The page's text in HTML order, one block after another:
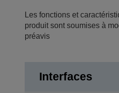
Les fonctions et
produit sont soumises à
préavis
Interfaces